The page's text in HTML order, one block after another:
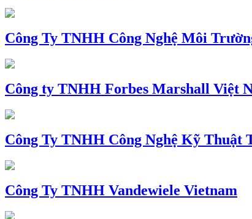
Công Ty TNHH Công Nghệ Môi
Công ty TNHH Forbes Marshall Việt
Công Ty TNHH Công Nghệ Kỹ Thuật
Công Ty TNHH Vandewiele Vietnam